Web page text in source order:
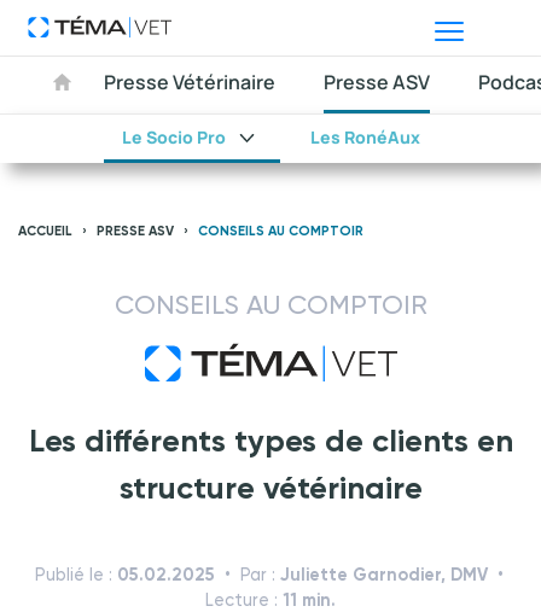
Presse Vétérinaire Presse ASV
Le Socio Pro Les RonéAux
ACCUEIL PRESSE ASV CONSEILS AU COMPTOIR
CONSEILS AU COMPTOIR
Les différents types de clients en
structure vétérinaire
Publié le : 05.02.2025 Par : Juliette Garnodier, DMV
Lecture : 11 min.